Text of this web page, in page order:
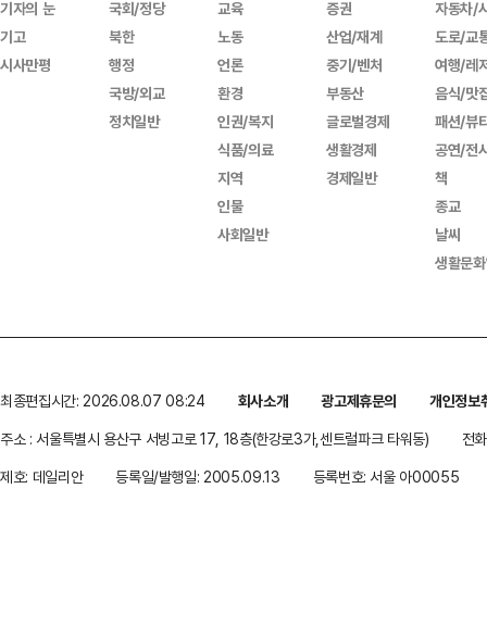
기자의 눈
기고
시사만평
국회/정당
북한
행정
국방/외교
정치일반
교육
노동
언론
환경
인권/복지
식품/의료
지역
인물
사회일반
증권
산업/재계
중기/벤처
부동산
글로벌경제
생활경제
경제일반
자동차/
도로/교
여행/레
음식/맛
패션/뷰
공연/전
책
종교
날씨
생활문
최종편집시간: 2026.08.07 08:24 회사소개 광고제휴문의
개인정보
주소 : 서울특별시 용산구 서빙고로 17, 18층(한강로3가,센트럴파크 타워동)
전
제호: 데일리안
등록일/발행일: 2005.09.13 등록번호: 서울 아00055